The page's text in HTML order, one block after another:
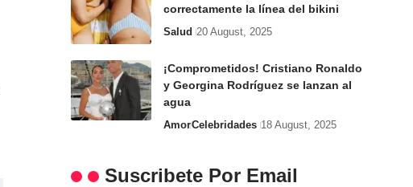
correctamente la línea del bikini
Salud 20 August, 2025
¡Comprometidos! Cristiano Ronaldo
y Georgina Rodríguez se lanzan al
agua
AmorCelebridades 18 August, 2025
Suscribete Por Email